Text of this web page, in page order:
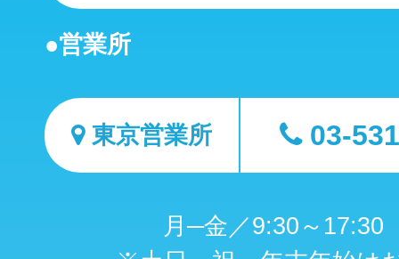
営業所
東京営業所 03-
月─金／9:30～